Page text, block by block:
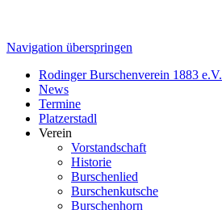
Navigation überspringen
Rodinger Burschenverein 1883 e.V.
News
Termine
Platzerstadl
Verein
Vorstandschaft
Historie
Burschenlied
Burschenkutsche
Burschenhorn